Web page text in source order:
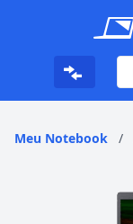
Meu Notebook /